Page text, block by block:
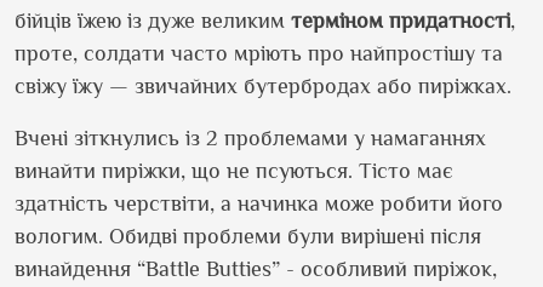
бійців їжею із дуже великим терміном придатності,
проте, солдати часто мріють про найпростішу та
свіжу їжу — звичайних бутербродах або пиріжках.
Вчені зіткнулись із 2 проблемами у намаганнях
винайти пиріжки, що не псуються. Тісто має
здатність черствіти, а начинка може робити його
вологим. Обидві проблеми були вирішені після
винайдення “Battle Butties” - особливий пиріжок,